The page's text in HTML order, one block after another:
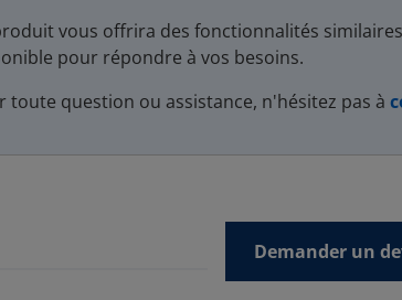
vous offrira des fonctionnalités
pour répondre à vos besoins.
toute question ou assistance, n'hésitez pas à
Demander un